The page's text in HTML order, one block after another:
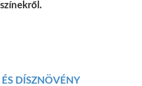
DÍSZNÖVÉNY